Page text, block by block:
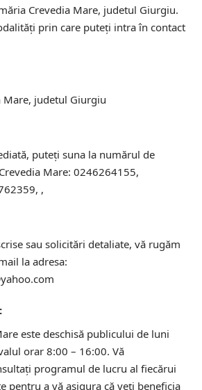
Crevedia Mare, judetul Giurgiu.
prin care puteți intra în contact
Mare, judetul Giurgiu
puteți suna la numărul de
Mare: 0246264155,
,
sau solicitări detaliate, vă rugăm
la adresa:
este deschisă publicului de luni
orar 8:00 – 16:00. Vă
programul de lucru al fiecărui
pentru a vă asigura că veți beneficia